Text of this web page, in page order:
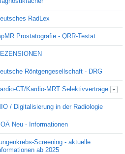
RadLex
Prostatografie - QRR-Testat
Röntgengesellschaft - DRG
CT/Kardio-MRT Selektivverträge
/ Digitalisierung in der Radiologie
Neu - Informationen
Screening - aktuelle
ab 2025